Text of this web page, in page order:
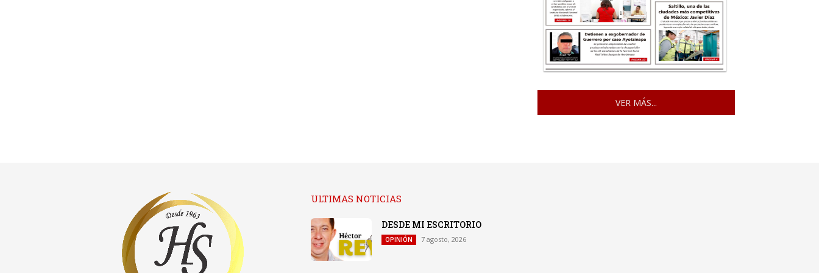
VER MÁS...
ULTIMAS NOTICIAS
DESDE MI ESCRITORIO
OPINIÓN 7 agosto, 2026